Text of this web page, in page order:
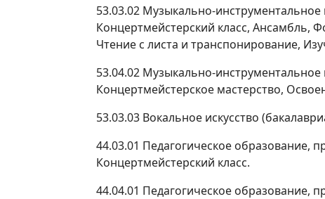
53.03.02 Музыкально-
Концертмейстерский класс, Ансамбль,
Чтение с листа и транспонирование,
53.04.02 Музыкально-
Концертмейстерское мастерство,
53.03.03 Вокальное искусство
44.03.01 Педагогическое образование,
Концертмейстерский класс.
44.04.01 Педагогическое образование,